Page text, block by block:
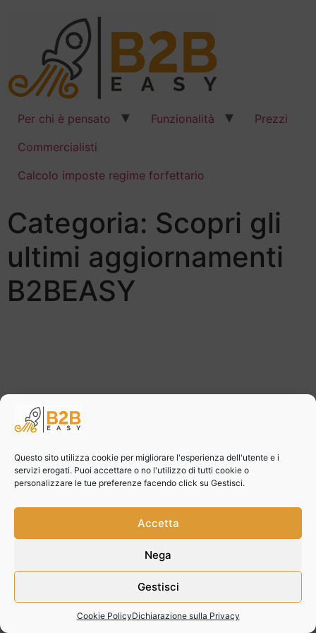
Questo sito utilizza cookie per migliorare l'esperienza dell'utente e i
servizi erogati. Puoi accettare o no l'utilizzo di tutti cookie o
personalizzare le tue preferenze facendo click su Gestisci.
Accetta
Nega
Gestisci
Cookie PolicyDichiarazione sulla Privacy
Per chi è pensato Funzionalità
Prezzi
Commercialisti
Calcolo imposte regime forfettario
Categoria: Scopri gli
ultimi aggiornamenti
B2BEASY